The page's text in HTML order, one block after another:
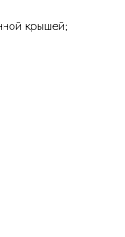
крышей;